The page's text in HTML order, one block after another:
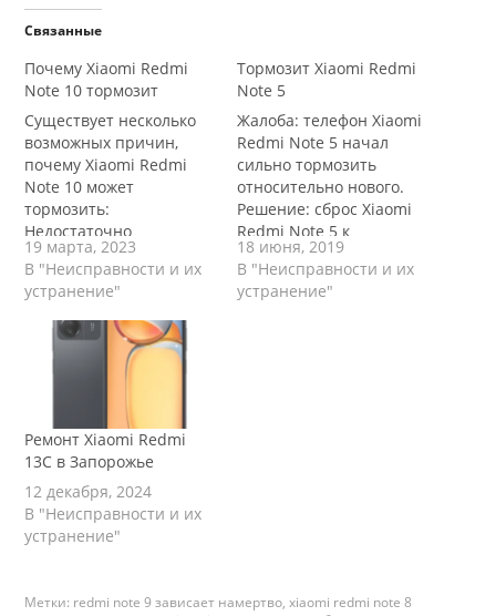
Связанные
Почему Xiaomi Redmi
Note 10 тормозит
Существует несколько
возможных причин,
почему Xiaomi Redmi
Note 10 может
тормозить:
Недостаточно
оперативной памяти
(RAM): Если вы
одновременно
запускаете много
приложений, может
возникнуть нехватка
оперативной памяти,
что приводит к
замедлению работы
телефона. Низкий
уровень заряда
аккумулятора: Если
заряд аккумулятора
низкий, это может
Старая версия
19 марта, 2023
В "Неисправности и их
устранение"
Тормозит Xiaomi Redmi
Note 5
Жалоба: телефон Xiaomi
Redmi Note 5 начал
сильно тормозить
относительно нового.
Решение: сброс Xiaomi
Redmi Note 5 к
заводским настройкам
или "перепрошивка".
Сделать можно
18 июня, 2019
В "Неисправности и их
устранение"
Ремонт Xiaomi Redmi
13C в Запорожье
12 декабря, 2024
В "Неисправности и их
устранение"
Метки: redmi note 9 зависает намертво,xiaomi redmi note 8